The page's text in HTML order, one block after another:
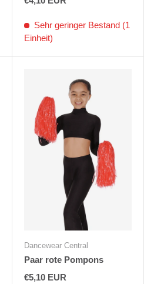
Sehr geringer Bestand (1
Einheit)
Dancewear Central
Paar rote Pompons
€5,10 EUR